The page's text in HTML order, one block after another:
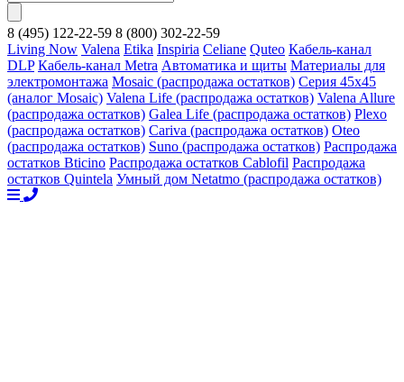
8 (495) 122-22-59 8 (800) 302-22-59
Living Now Valena Etika Inspiria Celiane Quteo Кабель-канал
DLP Кабель-канал Metra Автоматика и щиты Материалы для
электромонтажа Mosaic (распродажа остатков) Серия 45х45
(аналог Mosaic) Valena Life (распродажа остатков) Valena Allure
(распродажа остатков) Galea Life (распродажа остатков) Plexo
(распродажа остатков) Cariva (распродажа остатков) Oteo
(распродажа остатков) Suno (распродажа остатков) Распродажа
остатков Bticino Распродажа остатков Cablofil Распродажа
остатков Quintela Умный дом Netatmo (распродажа остатков)